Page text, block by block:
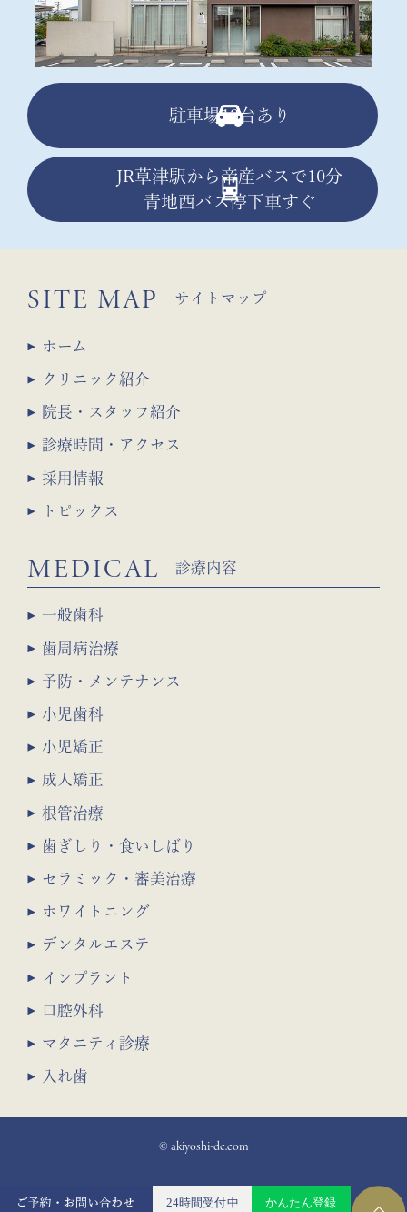
駐車場13台あり
JR草津駅から帝産バスで10分
青地西バス停下車すぐ
SITE MAP サイトマップ
ホーム
クリニック紹介
院長・スタッフ紹介
診療時間・アクセス
採用情報
トピックス
MEDICAL 診療内容
一般歯科
セラミック・審美治療
歯周病治療
ホワイトニング
予防・メンテナンス
デンタルエステ
小児歯科
インプラント
小児矯正
口腔外科
成人矯正
マタニティ診療
根管治療
入れ歯
歯ぎしり・食いしばり
© akiyoshi-dc.com